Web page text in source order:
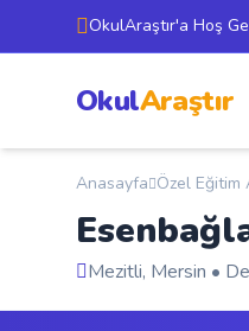
OkulAraştır'a Hoş
OkulAraştır
Anasayfa Özel Eğitim
Mezitli, Mersin •